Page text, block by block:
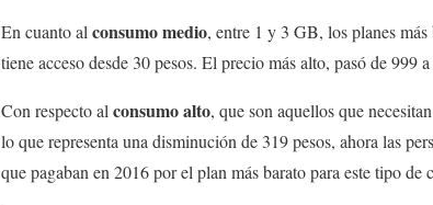
En cuanto al consumo medio, entre 1 y 3 GB, los planes
tiene acceso desde 30 pesos. El precio más alto, pasó de 999
Con respecto al consumo alto, que son aquellos que
lo que representa una disminución de 319 pesos, ahora las
que pagaban en 2016 por el plan más barato para este tipo de